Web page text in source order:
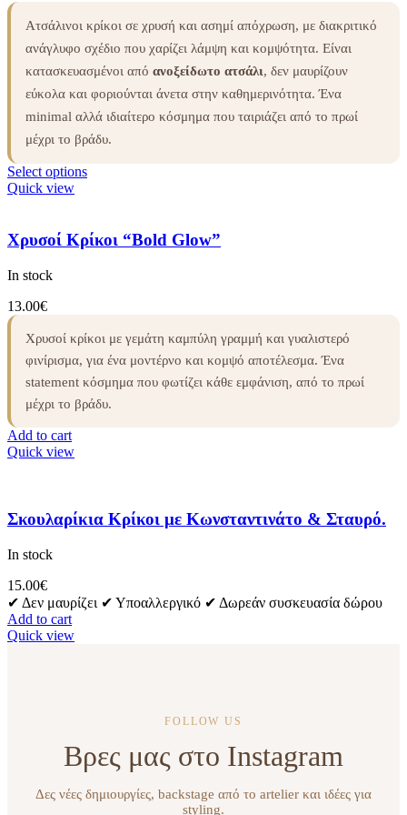
Ατσάλινοι κρίκοι σε χρυσή και ασημί απόχρωση, με διακριτικό
ανάγλυφο σχέδιο που χαρίζει λάμψη και κομψότητα. Είναι
κατασκευασμένοι από ανοξείδωτο ατσάλι, δεν μαυρίζουν
εύκολα και φοριούνται άνετα στην καθημερινότητα. Ένα
minimal αλλά ιδιαίτερο κόσμημα που ταιριάζει από το πρωί
μέχρι το βράδυ.
Select options
Quick view
Χρυσοί Κρίκοι “Bold Glow”
In stock
13.00€
Χρυσοί κρίκοι με γεμάτη καμπύλη γραμμή και γυαλιστερό
φινίρισμα, για ένα μοντέρνο και κομψό αποτέλεσμα. Ένα
statement κόσμημα που φωτίζει κάθε εμφάνιση, από το πρωί
μέχρι το βράδυ.
Add to cart
Quick view
Σκουλαρίκια Κρίκοι με Κωνσταντινάτο & Σταυρό.
In stock
15.00€
✔ Δεν μαυρίζει ✔ Υποαλλεργικό ✔ Δωρεάν συσκευασία δώρου
Add to cart
Quick view
FOLLOW US
Βρες μας στο Instagram
Δες νέες δημιουργίες, backstage από το artelier και ιδέες για
styling.